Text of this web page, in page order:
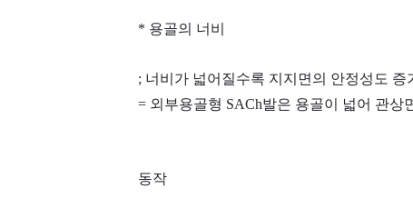
* 용골의 너비
; 너비가 넓어질수록 지지면의 안정성도 증
= 외부용골형 SACh발은 용골이 넓어 관상
동작